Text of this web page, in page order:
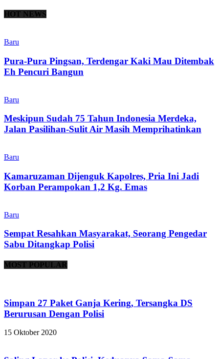
HOT NEWS
Baru
Pura-Pura Pingsan, Terdengar Kaki Mau Ditembak
Eh Pencuri Bangun
Baru
Meskipun Sudah 75 Tahun Indonesia Merdeka,
Jalan Pasilihan-Sulit Air Masih Memprihatinkan
Baru
Kamaruzaman Dijenguk Kapolres, Pria Ini Jadi
Korban Perampokan 1,2 Kg. Emas
Baru
Sempat Resahkan Masyarakat, Seorang Pengedar
Sabu Ditangkap Polisi
MOST POPULAR
Simpan 27 Paket Ganja Kering, Tersangka DS
Berurusan Dengan Polisi
15 Oktober 2020